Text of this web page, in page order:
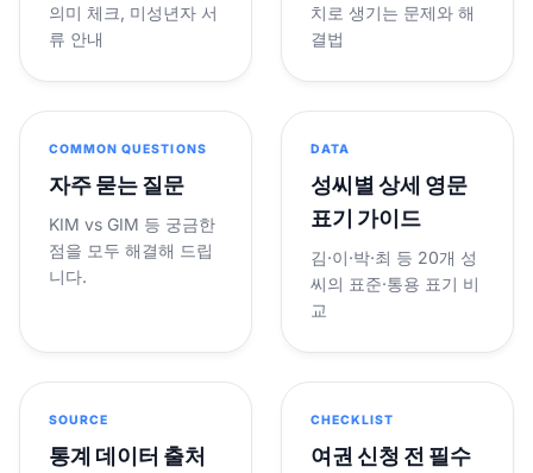
의미 체크, 미성년자 서
류 안내
치로 생기는 문제와 해
결법
COMMON QUESTIONS
자주 묻는 질문
KIM vs GIM 등 궁금한
점을 모두 해결해 드립
니다.
DATA
성씨별 상세 영문
표기 가이드
김·이·박·최 등 20개 성
씨의 표준·통용 표기 비
교
SOURCE
통계 데이터 출처
CHECKLIST
여권 신청 전 필수